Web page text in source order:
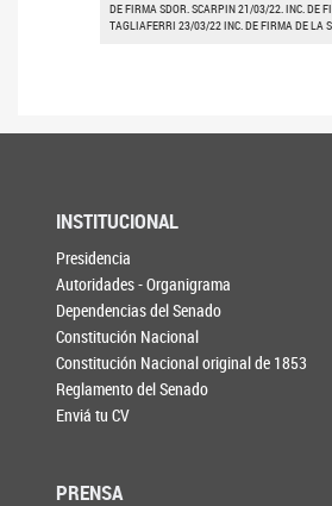
DE FIRMA SDOR. SCARPIN 21/03/22. INC. DE
TAGLIAFERRI 23/03/22 INC. DE FIRMA DE LA
INSTITUCIONAL
Presidencia
Autoridades - Organigrama
Dependencias del Senado
Constitución Nacional
Constitución Nacional original de 1853
Reglamento del Senado
Enviá tu CV
PRENSA